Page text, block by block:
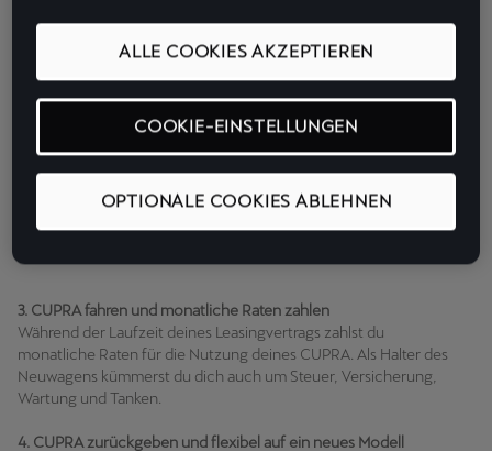
2. Leasingangebot personalisieren
zusammenstellen, wie du ihn fahren möchtest. Anschließend
forderst du bei der CUPRA Garage ein individuelles Angebot an.
Im Dialog mit dem CUPRA Patner kannst du dann auch dein
Leasingangebot ohne Anzahlung individualisieren, indem du die
3. CUPRA fahren und monatliche Raten zahlen
Während der Laufzeit deines Leasingvertrags zahlst du
monatliche Raten für die Nutzung deines CUPRA. Als Halter des
Neuwagens kümmerst du dich auch um Steuer, Versicherung,
Wartung und Tanken.
4. CUPRA zurückgeben und flexibel auf ein neues Modell
OPTIONALE COOKIES ABLEHNEN
ALLE COOKIES AKZEPTIEREN
COOKIE-EINSTELLUNGEN